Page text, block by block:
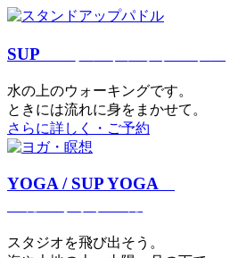
SUP
⽔の上のウォーキングです。
ときには流れに身をまかせて。
さらに詳しく・ご予約
YOGA / SUP YOGA
スタジオを⾶び出そう。